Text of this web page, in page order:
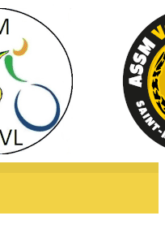
affichées